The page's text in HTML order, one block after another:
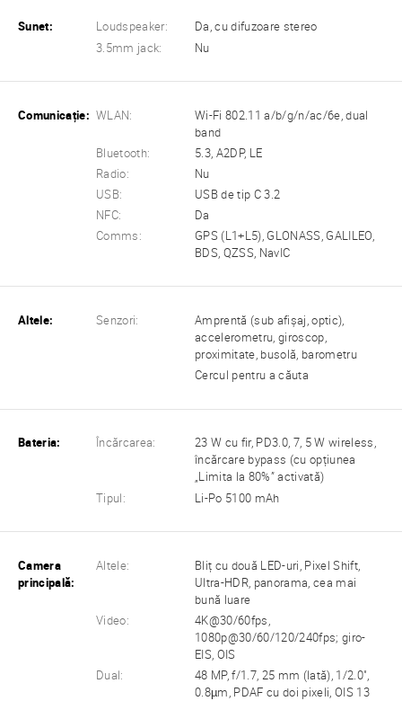
Sunet: Loudspeaker:
Da, cu difuzoare stereo
3.5mm jack:
Nu
Comunicație: WLAN:
Wi-Fi 802.11 a/b/g/n/ac/6e, dual
band
Bluetooth:
5.3, A2DP, LE
Radio:
Nu
USB:
USB de tip C 3.2
NFC:
Da
Comms:
GPS (L1+L5), GLONASS, GALILEO,
BDS, QZSS, NavIC
Altele: Senzori:
Amprentă (sub afișaj, optic),
accelerometru, giroscop,
proximitate, busolă, barometru
Cercul pentru a căuta
Bateria: Încărcarea:
23 W cu fir, PD3.0, 7, 5 W wireless,
încărcare bypass (cu opțiunea
„Limita la 80%” activată)
Tipul:
Li-Po 5100 mAh
Camera
principală:
Altele:
Bliț cu două LED-uri, Pixel Shift,
Ultra-HDR, panorama, cea mai
bună luare
Video:
4K@30/60fps,
1080p@30/60/120/240fps; giro-
EIS, OIS
Dual:
48 MP, f/1.7, 25 mm (lată), 1/2.0",
0.8µm, PDAF cu doi pixeli, OIS 13